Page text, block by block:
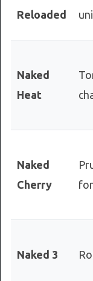
Reloaded
Naked
Heat
Naked
Cherry
Naked 3